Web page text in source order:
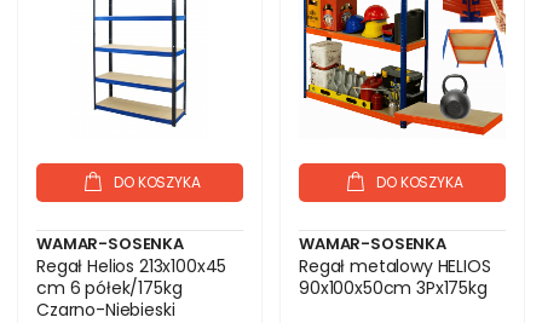
DO KOSZYKA
WAMAR-SOSENKA
Regał Helios 213x100x45
cm 6 półek/175kg
Czarno-Niebieski
DO KOSZYKA
WAMAR-SOSENKA
Regał metalowy HELIOS
90x100x50cm 3Px175kg